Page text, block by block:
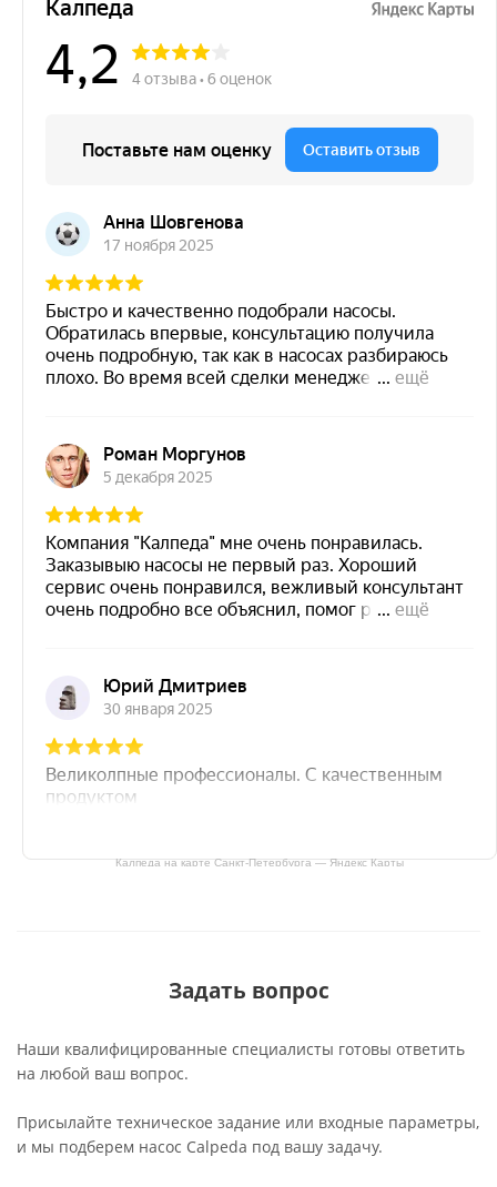
Калпеда на карте Санкт‑Петербурга — Яндекс Карты
Задать вопрос
Наши квалифицированные специалисты готовы ответить
на любой ваш вопрос.
Присылайте техническое задание или входные параметры,
и мы подберем насос Calpeda под вашу задачу.